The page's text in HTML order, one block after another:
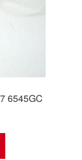
6545GC